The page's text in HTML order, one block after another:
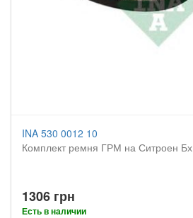
INA 530 0012 10
Комплект ремня ГРМ на Ситроен Бх
1306 грн
Есть в наличии